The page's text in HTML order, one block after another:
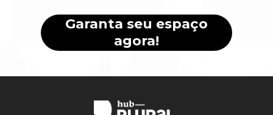
Garanta seu espaço
agora!